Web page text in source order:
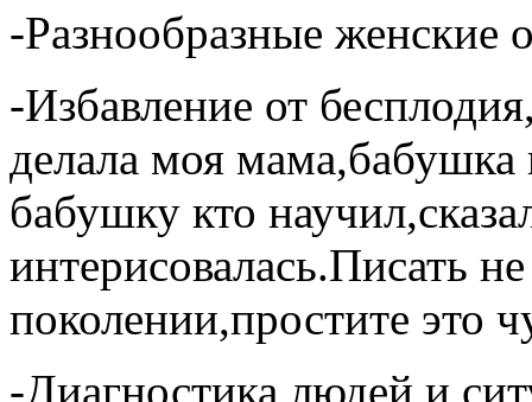
-Разнообразные женские
-Избавление от
делала моя
бабушку кто
интерисовалась.Писать
поколении,простите это
-Диагностика людей и